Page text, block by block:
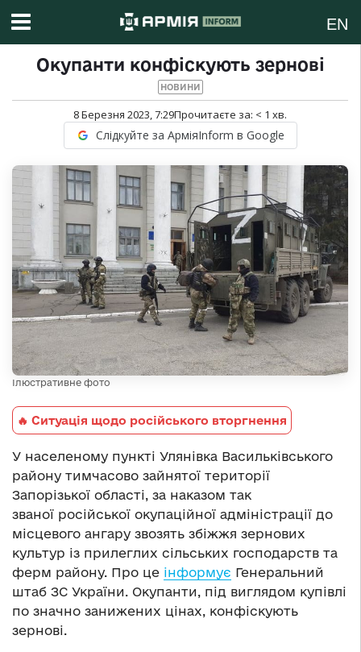
EN
Окупанти конфіскують зернові
НОВИНИ
8 Березня 2023, 7:29Прочитаєте за: < 1 хв.
Слідкуйте за АрміяInform в Google
Ілюстративне фото
🔥 Ситуація щодо російського вторгнення
У населеному пункті Улянівка Васильківського
району тимчасово зайнятої території
Запорізької області, за наказом так
званої російської окупаційної адміністрації до
місцевого ангару звозять збіжжя зернових
культур із прилеглих сільських господарств та
ферм району. Про це інформує Генеральний
штаб ЗС України. Окупанти, під виглядом купівлі
по значно занижених цінах, конфіскують
зернові.